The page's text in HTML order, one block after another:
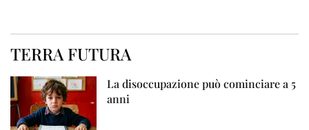
TERRA FUTURA
La disoccupazione può cominciare a 5
anni